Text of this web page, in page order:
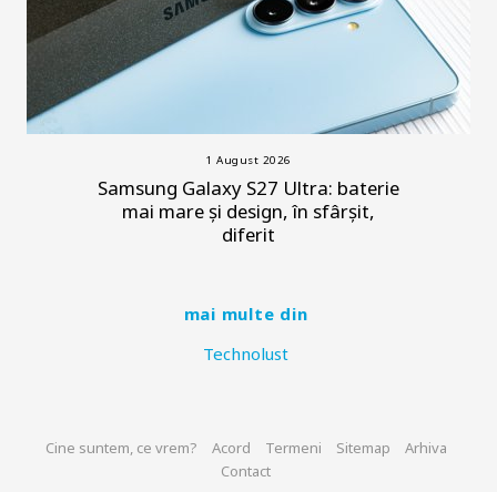
1 August 2026
Samsung Galaxy S27 Ultra: baterie
mai mare și design, în sfârșit,
diferit
mai multe din
Technolust
Cine suntem, ce vrem? Acord Termeni Sitemap
Arhiva
Contact